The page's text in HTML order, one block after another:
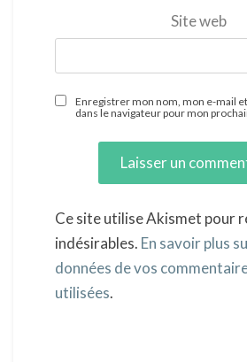
Site web
Enregistrer mon nom, mon e-mail
dans le navigateur pour mon
Ce site utilise Akismet pour
indésirables. En savoir plus
données de vos
utilisées.